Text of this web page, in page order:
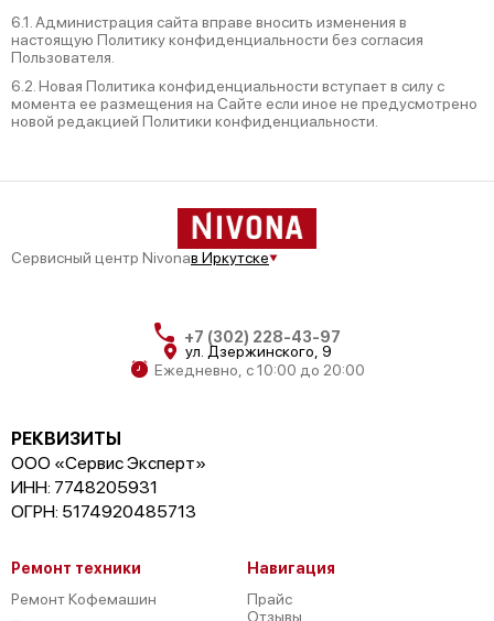
6.1. Администрация сайта вправе вносить изменения в
настоящую Политику конфиденциальности без согласия
Пользователя.
6.2. Новая Политика конфиденциальности вступает в силу с
момента ее размещения на Сайте если иное не предусмотрено
новой редакцией Политики конфиденциальности.
Сервисный центр Nivonaв Иркутске
+7 (302) 228-43-97
ул. Дзержинского, 9
Ежедневно, с 10:00 до 20:00
РЕКВИЗИТЫ
ООО «Сервис Эксперт»
ИНН: 7748205931
ОГРН: 5174920485713
Ремонт техники
Ремонт Кофемашин
Навигация
Прайс
Отзывы